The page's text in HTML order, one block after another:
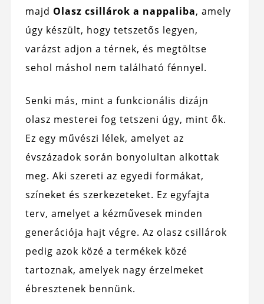
majd Olasz csillárok a nappaliba, amely
úgy készült, hogy tetszetős legyen,
varázst adjon a térnek, és megtöltse
sehol máshol nem található fénnyel.
Senki más, mint a funkcionális dizájn
olasz mesterei fog tetszeni úgy, mint ők.
Ez egy művészi lélek, amelyet az
évszázadok során bonyolultan alkottak
meg. Aki szereti az egyedi formákat,
színeket és szerkezeteket. Ez egyfajta
terv, amelyet a kézművesek minden
generációja hajt végre. Az olasz csillárok
pedig azok közé a termékek közé
tartoznak, amelyek nagy érzelmeket
ébresztenek bennünk.